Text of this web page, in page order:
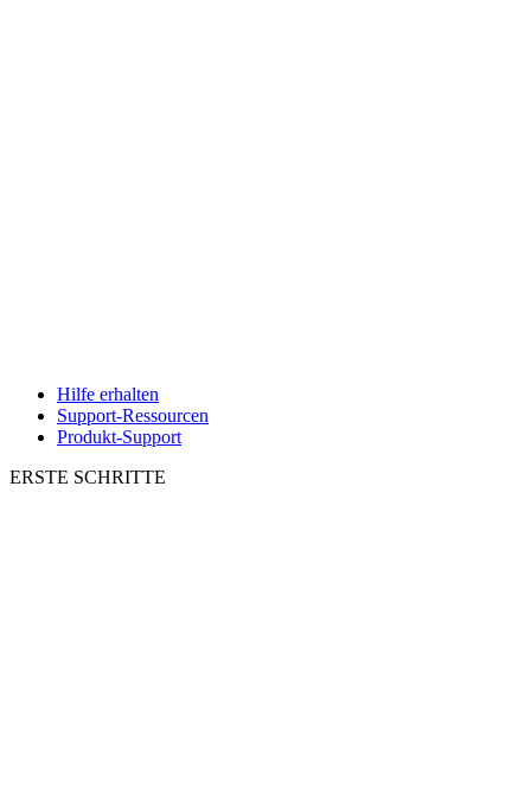
Hilfe erhalten
Support-Ressourcen
Produkt-Support
ERSTE SCHRITTE